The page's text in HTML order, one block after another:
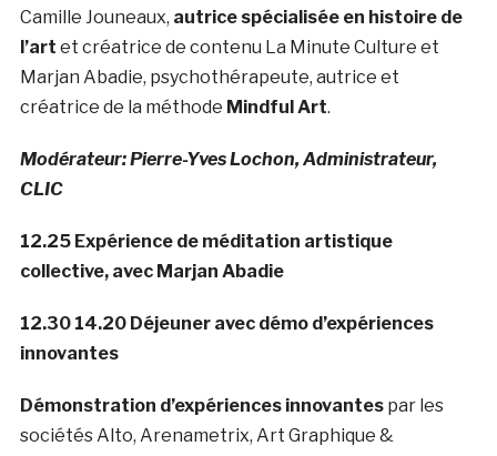
Camille Jouneaux, autrice spécialisée en histoire de
l’art et créatrice de contenu La Minute Culture et
Marjan Abadie, psychothérapeute, autrice et
créatrice de la méthode Mindful Art.
Modérateur: Pierre-Yves Lochon, Administrateur,
CLIC
12.25 Expérience de méditation artistique
collective, avec Marjan Abadie
12.30 14.20 Déjeuner avec démo d’expériences
innovantes
Démonstration d’expériences innovantespar les
sociétés Alto, Arenametrix, Art Graphique &